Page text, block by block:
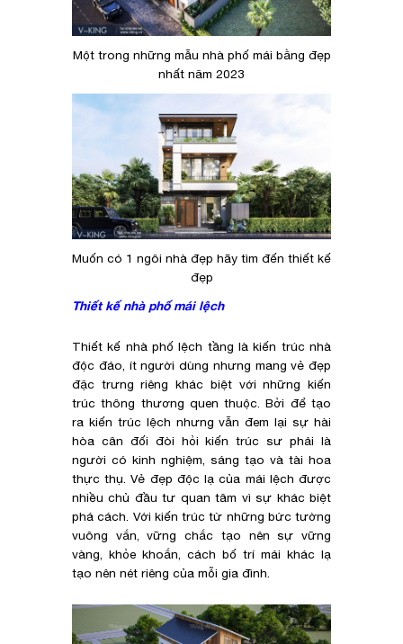
Một trong những mẫu nhà phố mái bằng đẹp
nhất năm 2023
Muốn có 1 ngôi nhà đẹp hãy tìm đến thiết kế
đẹp
Thiết kế nhà phố mái lệch
Thiết kế nhà phố lệch tầng là kiến trúc nhà
độc đáo, ít người dùng nhưng mang vẻ đẹp
đặc trưng riêng khác biệt với những kiến
trúc thông thương quen thuộc. Bởi để tạo
ra kiến trúc lệch nhưng vẫn đem lại sự hài
hòa cân đối đòi hỏi kiến trúc sư phải là
người có kinh nghiệm, sáng tạo và tài hoa
thực thụ. Vẻ đẹp độc lạ của mái lệch được
nhiều chủ đầu tư quan tâm vì sự khác biệt
phá cách. Với kiến trúc từ những bức tường
vuông vắn, vững chắc tạo nên sự vững
vàng, khỏe khoắn, cách bố trí mái khác lạ
tạo nên nét riêng của mỗi gia đình.